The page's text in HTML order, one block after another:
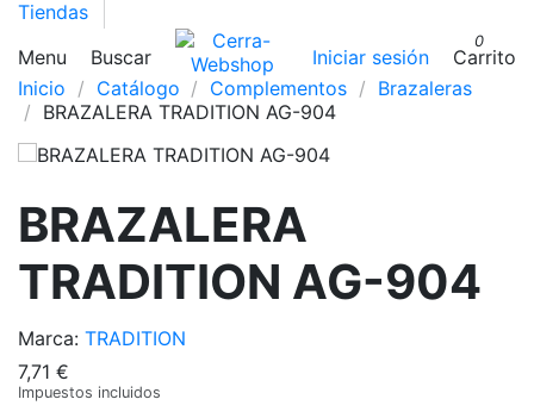
Tiendas
Menu
Buscar Iniciar sesión
0
Carrito
Inicio
Catálogo Complementos
Brazaleras
BRAZALERA TRADITION AG-904
BRAZALERA
TRADITION AG-904
Marca: TRADITION
7,71 €
Impuestos incluidos